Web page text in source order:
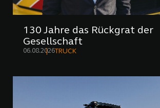
130 Jahre das Rückgrat der
Gesellschaft
06.08.2026 TRUCK